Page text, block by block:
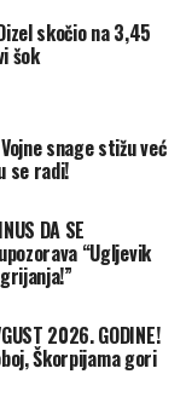
skočio na 3,45
šok
Vojne snage stižu već
se radi!
DA SE
“Ugljevik
2026. GODINE!
Škorpijama gori